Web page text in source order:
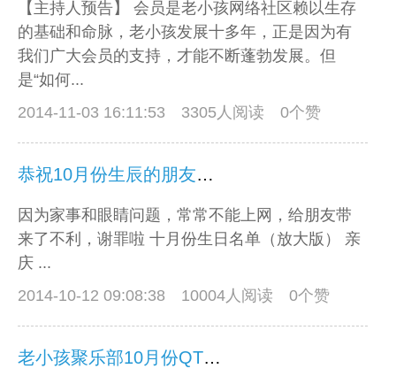
【主持人预告】 会员是老小孩网络社区赖以生存
的基础和命脉，老小孩发展十多年，正是因为有
我们广大会员的支持，才能不断蓬勃发展。但
是“如何...
2014-11-03 16:11:53
3305人阅读 0个赞
恭祝10月份生辰的朋友生日快乐
因为家事和眼睛问题，常常不能上网，给朋友带
来了不利，谢罪啦 十月份生日名单（放大版） 亲
庆 ...
2014-10-12 09:08:38
10004人阅读 0个赞
老小孩聚乐部10月份QT联谊会（团组）例会通知